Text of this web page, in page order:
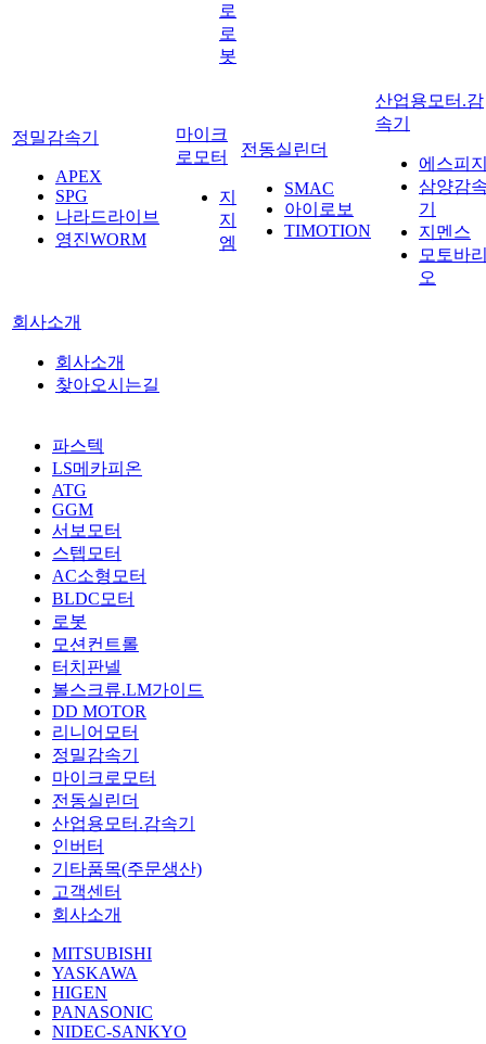
로
로
봇
정밀감속기
APEX
SPG
나라드라이브
영진WORM
마이크
로모터
지
지
엠
전동실린더
SMAC
아이로보
TIMOTION
산업용모터.감
속기
에스피
삼양감
기
지멘스
모토바
오
회사소개
회사소개
찾아오시는길
파스텍
LS메카피온
ATG
GGM
서보모터
스텝모터
AC소형모터
BLDC모터
로봇
모션컨트롤
터치판넬
볼스크류.LM가이드
DD MOTOR
리니어모터
정밀감속기
마이크로모터
전동실린더
산업용모터.감속기
인버터
기타품목(주문생산)
고객센터
회사소개
MITSUBISHI
YASKAWA
HIGEN
PANASONIC
NIDEC-SANKYO